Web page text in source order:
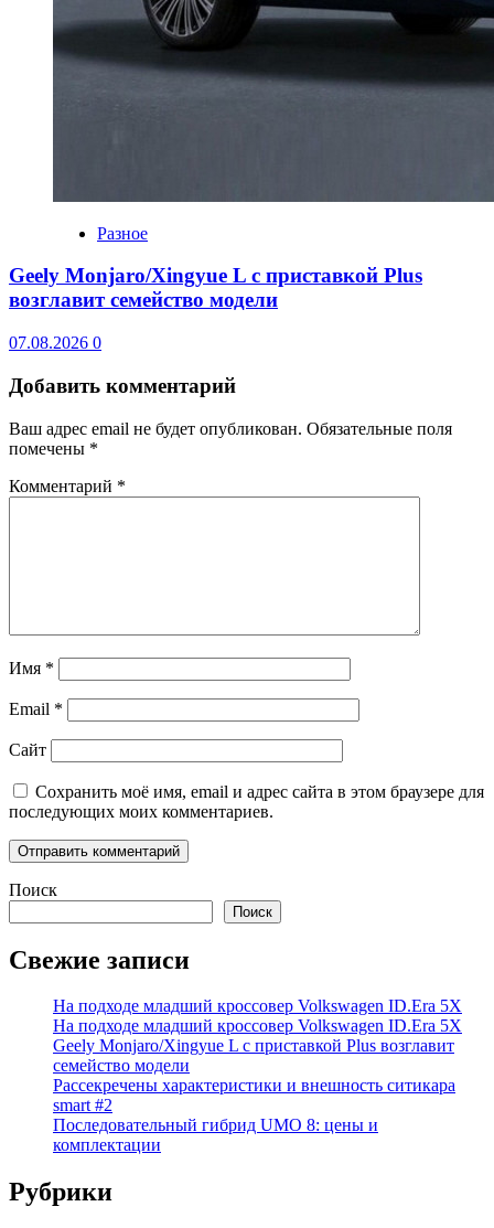
Разное
Geely Monjaro/Xingyue L с приставкой Plus
возглавит семейство модели
07.08.2026 0
Добавить комментарий
Ваш адрес email не будет опубликован. Обязательные поля
помечены *
Комментарий *
Имя *
Email *
Сайт
Сохранить моё имя, email и адрес сайта в этом браузере для
последующих моих комментариев.
Поиск
Поиск
Свежие записи
На подходе младший кроссовер Volkswagen ID.Era 5X
На подходе младший кроссовер Volkswagen ID.Era 5X
Geely Monjaro/Xingyue L с приставкой Plus возглавит
семейство модели
Рассекречены характеристики и внешность ситикара
smart #2
Последовательный гибрид UMO 8: цены и
комплектации
Рубрики